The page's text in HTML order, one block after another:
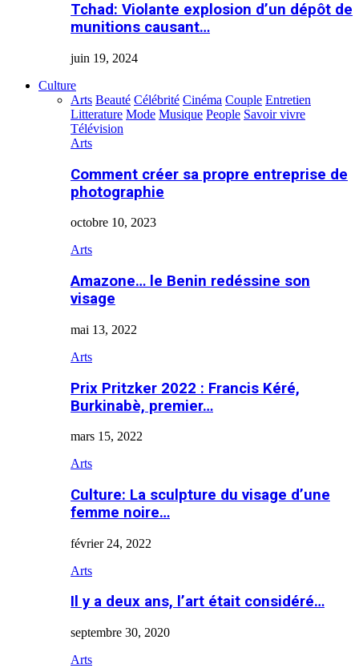
Tchad: Violante explosion d’un dépôt de
munitions causant…
juin 19, 2024
Culture
Arts Beauté Célébrité Cinéma Couple Entretien
Litterature Mode Musique People Savoir vivre
Télévision
Arts
Comment créer sa propre entreprise de
photographie
octobre 10, 2023
Arts
Amazone… le Benin redéssine son
visage
mai 13, 2022
Arts
Prix Pritzker 2022 : Francis Kéré,
Burkinabè, premier…
mars 15, 2022
Arts
Culture: La sculpture du visage d’une
femme noire…
février 24, 2022
Arts
Il y a deux ans, l’art était considéré…
septembre 30, 2020
Arts